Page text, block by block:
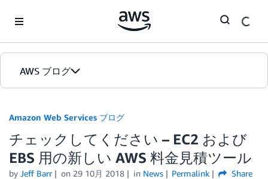
AWS ブログ
カテゴリ
エディション
Amazon Web Services ブログ
チェックしてください – EC2 および
EBS 用の新しい AWS 料金見積ツール
by Jeff Barr on 29 10月 2018 in News Permalink Share